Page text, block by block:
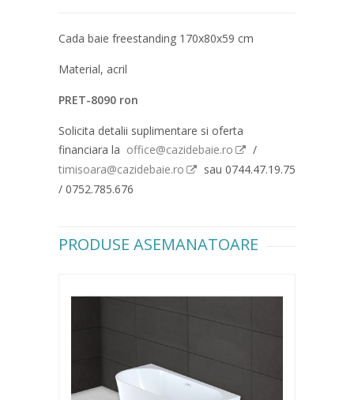
Cada baie freestanding 170x80x59 cm
Material, acril
PRET-8090 ron
Solicita detalii suplimentare si oferta
financiara la office@cazidebaie.ro
/
timisoara@cazidebaie.ro
sau 0744.47.19.75
/ 0752.785.676
PRODUSE ASEMANATOARE